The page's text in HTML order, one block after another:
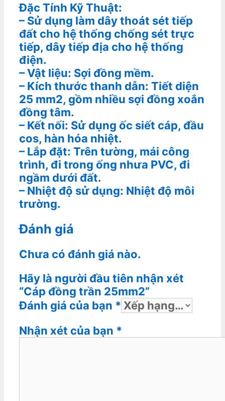
Đặc Tính Kỹ Thuật:
– Sử dụng làm dây thoát sét tiếp
đất cho hệ thống chống sét trực
tiếp, dây tiếp địa cho hệ thống
điện.
– Vật liệu: Sợi đồng mềm.
– Kích thước thanh dẫn: Tiết diện
25 mm2, gồm nhiều sợi đồng xoắn
đồng tâm.
– Kết nối: Sử dụng ốc siết cáp, đầu
cos, hàn hóa nhiệt.
– Lắp đặt: Trên tường, mái công
trình, đi trong ống nhưa PVC, đi
ngầm dưới đất.
– Nhiệt độ sử dụng: Nhiệt độ môi
trường.
Đánh giá
Chưa có đánh giá nào.
Hãy là người đầu tiên nhận xét
“Cáp đồng trần 25mm2”
Đánh giá của bạn *
Nhận xét của bạn *